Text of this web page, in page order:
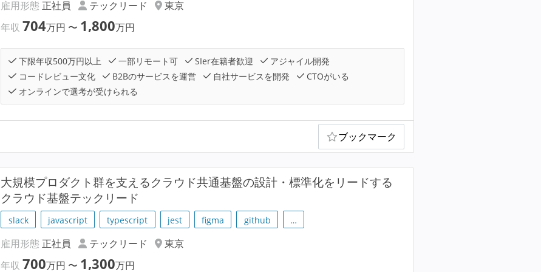
雇用形態 正社員 テックリード
東京
年収704万円 〜 1,800万円
下限年収500万円以上 一部リモート可 SIer在籍者歓迎
アジャイル開発
コードレビュー文化
B2Bのサービスを運営 自社サービスを開発
CTOがいる
オンラインで選考が受けられる
ブックマーク
大規模プロダクト群を支えるクラウド共通基盤の設計・標準化をリードする
クラウド基盤テックリード
slack javascript typescript jest figma github …
雇用形態 正社員 テックリード
東京
年収700万円 〜 1,300万円